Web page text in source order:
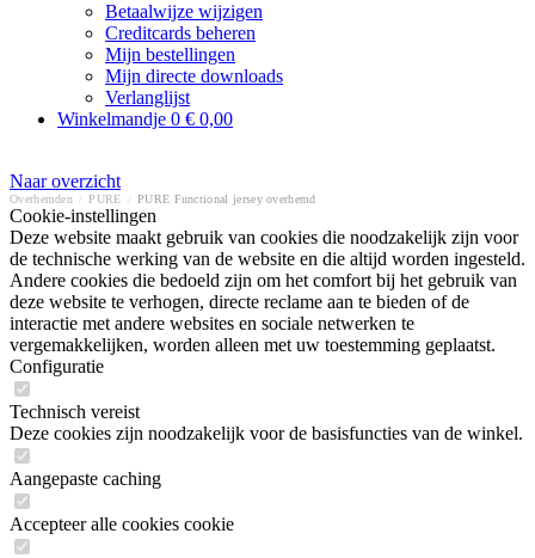
Betaalwijze wijzigen
Creditcards beheren
Mijn bestellingen
Mijn directe downloads
Verlanglijst
Winkelmandje 0 € 0,00
Naar overzicht
Overhemden PURE PURE Functional jersey overhemd
Cookie-instellingen
Deze website maakt gebruik van cookies die noodzakelijk zijn voor
de technische werking van de website en die altijd worden ingesteld.
Andere cookies die bedoeld zijn om het comfort bij het gebruik van
deze website te verhogen, directe reclame aan te bieden of de
interactie met andere websites en sociale netwerken te
vergemakkelijken, worden alleen met uw toestemming geplaatst.
Configuratie
Technisch vereist
Deze cookies zijn noodzakelijk voor de basisfuncties van de winkel.
Aangepaste caching
Accepteer alle cookies cookie